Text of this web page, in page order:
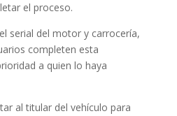
el proceso.
serial del motor y carrocería,
completen esta
a quien lo haya
al titular del vehículo para